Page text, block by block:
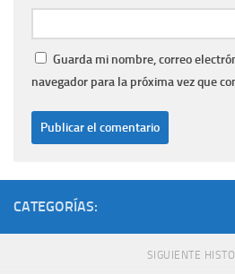
Guarda mi nombre, correo
navegador para la próxima vez que
CATEGORÍAS:
SIGUIENTE